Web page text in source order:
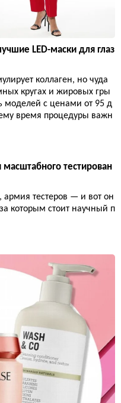
LED-маски для глаз
коллаген, но чуда
кругах и жировых гры
моделей с ценами от 95 д
время процедуры важн
тестирован
армия тестеров — и вот он
которым стоит научный п